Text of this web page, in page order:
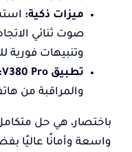
ميزات ذكية:
صوت ثنائي
وتنبيهات فورية
تطبيق V380 Pro:
والمراقبة من
باختصار، هي حل متكامل
واسعة وأمانًا عاليًا